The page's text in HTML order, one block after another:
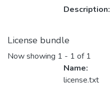
Description:
License bundle
Now showing 1 - 1 of 1
Name:
license.txt